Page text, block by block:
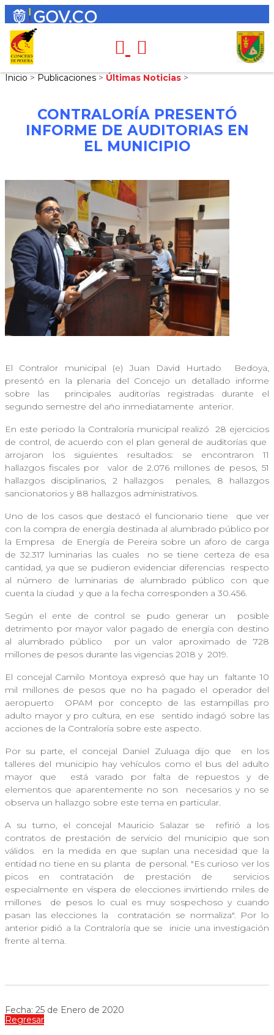
Inicio > Publicaciones > Últimas Noticias >
CONTRALORÍA PRESENTÓ
INFORME DE AUDITORIAS EN
EL MUNICIPIO
El Contralor municipal (e) Juan David Hurtado
Bedoya,
presentó en la plenaria del Concejo un detallado informe
sobre las
principales auditorías registradas durante el
segundo semestre del año inmediatamente anterior.
En este periodo la Contraloría municipal realizó
28 ejercicios
de control, de acuerdo con el plan general de auditorías que
arrojaron los siguientes resultados: se encontraron 11
hallazgos fiscales por
valor de 2.076 millones de pesos, 51
hallazgos disciplinarios, 2 hallazgos
penales, 8 hallazgos
sancionatorios y 88 hallazgos administrativos.
Uno de los casos que destacó el funcionario tiene
que ver
con la compra de energía destinada al alumbrado público por
la Empresa
de Energía de Pereira sobre un aforo de carga
de 32.317 luminarias las cuales
no se tiene certeza de esa
cantidad, ya que se pudieron evidenciar diferencias
respecto
al número de luminarias de alumbrado público con que
cuenta la ciudad y que a la fecha corresponden a 30.456.
Según el ente de control se pudo generar un
posible
detrimento por mayor valor pagado de energía con destino
al alumbrado público
por un valor aproximado de 728
millones de pesos durante las vigencias 2018 y 2019.
El concejal Camilo Montoya expresó que hay un
faltante 10
mil millones de pesos que no ha pagado el operador del
aeropuerto
OPAM por concepto de las estampillas pro
adulto mayor y pro cultura, en ese
sentido indagó sobre las
acciones de la Contraloría sobre este aspecto.
Por su parte, el concejal Daniel Zuluaga dijo que
en los
talleres del municipio hay vehículos como el bus del adulto
mayor que
está varado por falta de repuestos y de
elementos que aparentemente no son
necesarios y no se
observa un hallazgo sobre este tema en particular.
A su turno, el concejal Mauricio Salazar se
refirió a los
contratos de prestación de servicio del municipio que son
válidos
en la medida en que suplan una necesidad que la
entidad no tiene en su planta de personal. "Es curioso ver los
picos en contratación de prestación de
servicios
especialmente en víspera de elecciones invirtiendo miles de
millones
de pesos lo cual es muy sospechoso y cuando
pasan las elecciones la
contratación se normaliza". Por lo
anterior pidió a la Contraloría que se
inicie una investigación
frente al tema.
Fecha: 25 de Enero de 2020
Regresar